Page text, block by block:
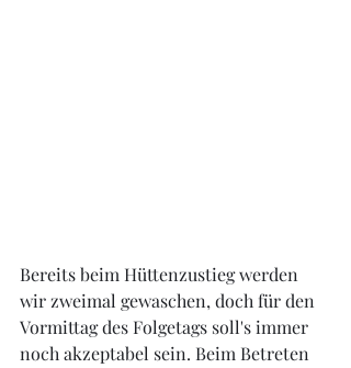
Bereits beim Hüttenzustieg werden
wir zweimal gewaschen, doch für den
Vormittag des Folgetags soll's immer
noch akzeptabel sein. Beim Betreten